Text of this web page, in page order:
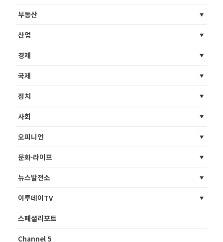
부동산
산업
경제
국제
정치
사회
오피니언
문화·라이프
뉴스발전소
이투데이TV
스페셜리포트
Channel 5